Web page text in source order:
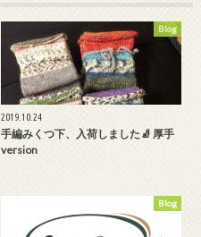
Blog
2019.10.24
手編みくつ下、入荷しました🧦 厚手
version
Blog